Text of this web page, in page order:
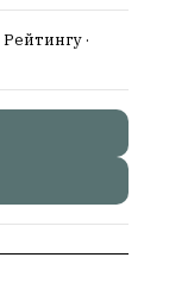
Рейтингу ·